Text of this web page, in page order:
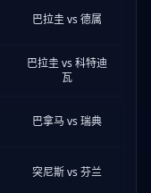
巴拉圭 vs 德属
巴拉圭 vs 科特迪
瓦
巴拿马 vs 瑞典
突尼斯 vs 芬兰